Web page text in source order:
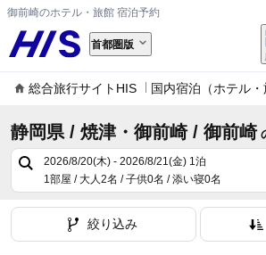
御前崎のホテル・旅館 宿泊予約
首都圏版
総合旅行サイトHIS 国内宿泊（ホテル・
静岡県 / 焼津・御前崎 / 御前崎
2026/8/20(木) - 2026/8/21(金) 1泊
1部屋 / 大人2名 / 子供0名 / 添い寝0名
絞り込み